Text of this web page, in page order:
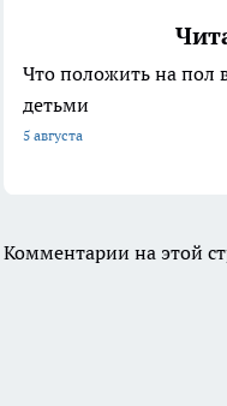
Что положить на пол
детьми
5 августа
Комментарии на этой